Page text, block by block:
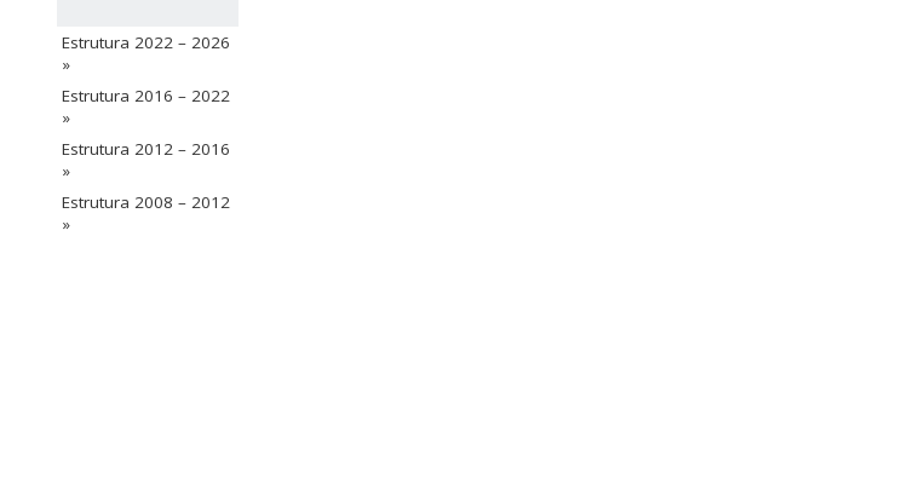
Estrutura 2022 – 2026
»
Estrutura 2016 – 2022
»
Estrutura 2012 – 2016
»
Estrutura 2008 – 2012
»